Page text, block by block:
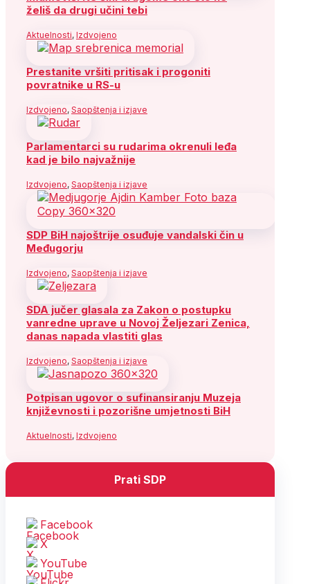
želiš da drugi učini tebi
Aktuelnosti, Izdvojeno
Prestanite vršiti pritisak i progoniti
povratnike u RS-u
Izdvojeno, Saopštenja i izjave
Parlamentarci su rudarima okrenuli leđa
kad je bilo najvažnije
Izdvojeno, Saopštenja i izjave
SDP BiH najoštrije osuđuje vandalski čin u
Međugorju
Izdvojeno, Saopštenja i izjave
SDA jučer glasala za Zakon o postupku
vanredne uprave u Novoj Željezari Zenica,
danas napada vlastiti glas
Izdvojeno, Saopštenja i izjave
Potpisan ugovor o sufinansiranju Muzeja
književnosti i pozorišne umjetnosti BiH
Aktuelnosti, Izdvojeno
Prati SDP
Facebook
X
YouTube